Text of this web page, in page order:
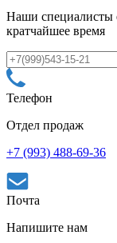
Наши специалисты
кратчайшее время
Телефон
Отдел продаж
+7 (993) 488-69-36
Почта
Напишите нам